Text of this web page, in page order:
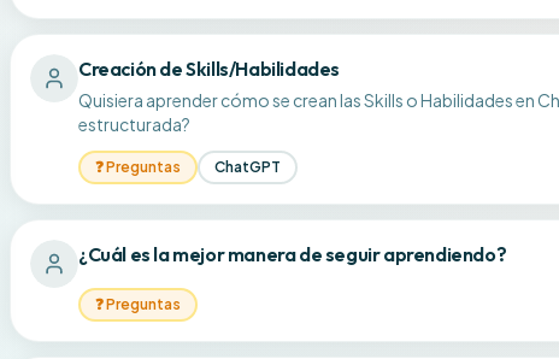
Creación de Skills/Habilidades
Quisiera aprender cómo se crean las Skills o Habilidades en
estructurada?
❓Preguntas ChatGPT
¿Cuál es la mejor manera de seguir aprendiendo?
❓Preguntas